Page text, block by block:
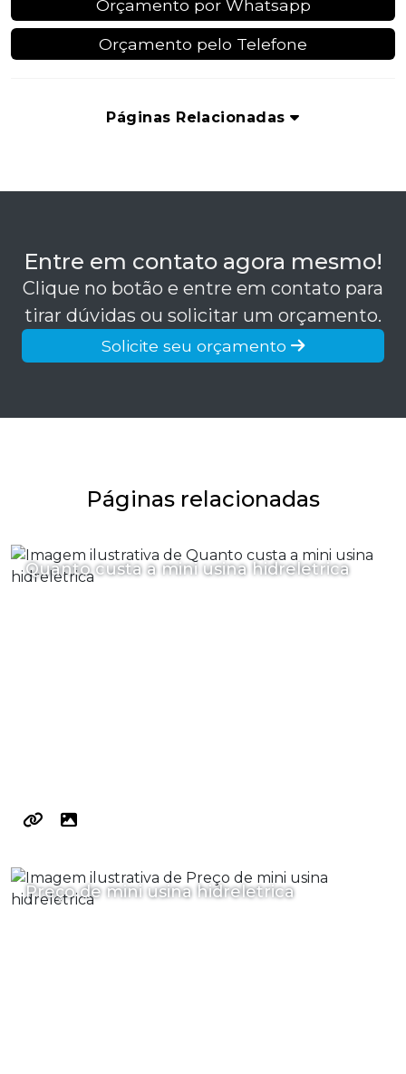
Orçamento por Whatsapp
Orçamento pelo Telefone
Páginas Relacionadas
Entre em contato agora mesmo!
Clique no botão e entre em contato para
tirar dúvidas ou solicitar um orçamento.
Solicite seu orçamento
Páginas relacionadas
Quanto custa a mini usina hidreletrica
Preço de mini usina hidreletrica